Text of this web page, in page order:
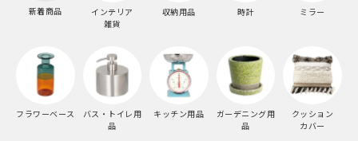
新着商品
インテリア
雑貨
収納用品 時計 ミラー
フラワーベース
バス・トイレ用
品
キッチン用品
ガーデニング用
品
クッション
カバー